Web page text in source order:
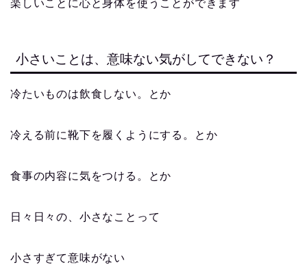
楽しいことに心と身体を使うことができます
小さいことは、意味ない気がしてできない？
冷たいものは飲食しない。とか
冷える前に靴下を履くようにする。とか
食事の内容に気をつける。とか
日々日々の、小さなことって
小さすぎて意味がない